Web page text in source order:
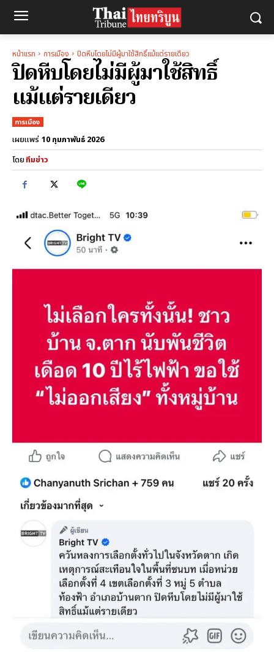
หน้าแรก การเมือง ปิดหีบโดยไม่มีผู้มาใช้สิทธิ์แม้แต่รายเดียว
ปิดหีบโดยไม่มีผู้มาใช้สิทธิ์
แม้แต่รายเดียว
การเมือง
เผยแพร่ 10 กุมภาพันธ์ 2026
โดยทีมข่าว